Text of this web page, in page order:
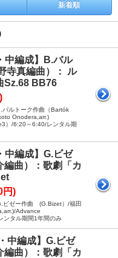
新着順
中編成】B.バル
寺真編曲）： ル
Sz.68 BB76
ルトーク作曲（Bartók
Onodera,arr.)
）/6:20～6:40/レンタル期
中編成】G.ビゼ
編曲）：歌劇「カ
円)
ビゼー作曲 (G.Bizet）/福田
Advance
ンタル期間1年間のみ
中編成】G.ビゼ
編曲）：歌劇「カ